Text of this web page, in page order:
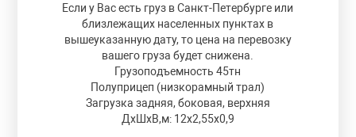
Если у Вас есть груз в Санкт-Петербурге или
близлежащих населенных пунктах в
вышеуказанную дату, то цена на перевозку
вашего груза будет снижена.
Грузоподъемность 45тн
Полуприцеп (низкорамный трал)
Загрузка задняя, боковая, верхняя
ДxШxВ,м: 12x2,55x0,9